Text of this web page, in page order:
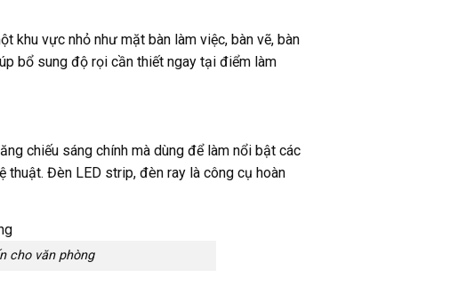
khu vực nhỏ như mặt bàn làm việc, bàn vẽ, bàn
bổ sung độ rọi cần thiết ngay tại điểm làm
chiếu sáng chính mà dùng để làm nổi bật các
Đèn LED strip, đèn ray là công cụ hoàn
cho văn phòng